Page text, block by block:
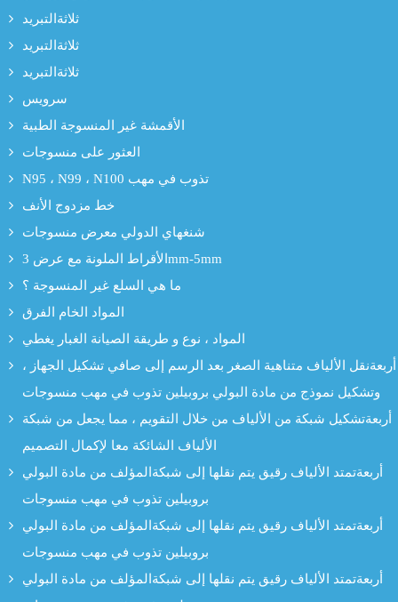
ثلاثةالتبريد
ثلاثةالتبريد
ثلاثةالتبريد
سرویس
الأقمشة غير المنسوجة الطبية
العثور على منسوجات
N95 ، N99 ، N100 تذوب في مهب
خط مزدوج الأنف
شنغهاي الدولي معرض منسوجات
الأقراط الملونة مع عرض 3mm-5mm
ما هي السلع غير المنسوجة ؟
المواد الخام الفرق
المواد ، نوع و طريقة الصيانة الغبار يغطي
أربعةنقل الألياف متناهية الصغر بعد الرسم إلى صافي تشكيل الجهاز ،
وتشكيل نموذج من مادة البولي بروبيلين تذوب في مهب منسوجات
أربعةتشكيل شبكة من الألياف من خلال التقويم ، مما يجعل من شبكة
الألياف الشائكة معا لإكمال التصميم
أربعةتمتد الألياف رقيق يتم نقلها إلى شبكةالمؤلف من مادة البولي
بروبيلين تذوب في مهب منسوجات
أربعةتمتد الألياف رقيق يتم نقلها إلى شبكةالمؤلف من مادة البولي
بروبيلين تذوب في مهب منسوجات
أربعةتمتد الألياف رقيق يتم نقلها إلى شبكةالمؤلف من مادة البولي